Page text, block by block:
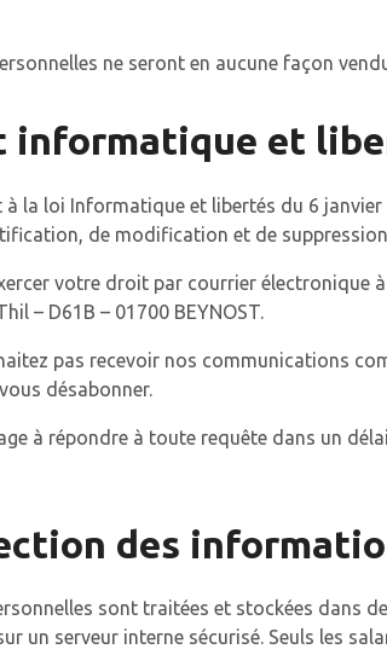
ne seront en aucune façon
informatique et
à la loi Informatique et libertés du 6
de modification et de
votre droit par courrier électronique à
– D61B – 01700 BEYNOST.
pas recevoir nos communications
désabonner.
à répondre à toute requête dans un
des
sont traitées et stockées dans
un serveur interne sécurisé. Seuls les